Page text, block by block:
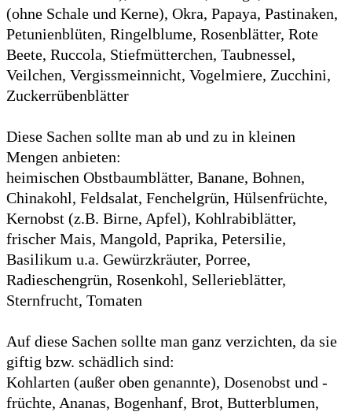
(ohne Schale und Kerne), Okra, Papaya, Pastinaken,
Petunienblüten, Ringelblume, Rosenblätter, Rote
Beete, Ruccola, Stiefmütterchen, Taubnessel,
Veilchen, Vergissmeinnicht, Vogelmiere, Zucchini,
Zuckerrübenblätter
Diese Sachen sollte man ab und zu in kleinen
Mengen anbieten:
heimischen Obstbaumblätter, Banane, Bohnen,
Chinakohl, Feldsalat, Fenchelgrün, Hülsenfrüchte,
Kernobst (z.B. Birne, Apfel), Kohlrabiblätter,
frischer Mais, Mangold, Paprika, Petersilie,
Basilikum u.a. Gewürzkräuter, Porree,
Radieschengrün, Rosenkohl, Sellerieblätter,
Sternfrucht, Tomaten
Auf diese Sachen sollte man ganz verzichten, da sie
giftig bzw. schädlich sind:
Kohlarten (außer oben genannte), Dosenobst und -
früchte, Ananas, Bogenhanf, Brot, Butterblumen,